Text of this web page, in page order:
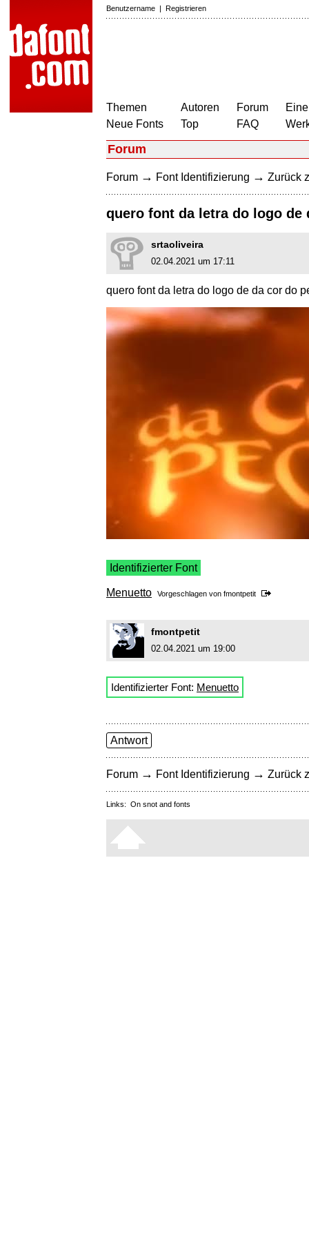
Benutzername | Registrieren
Themen
Neue Fonts
Autoren
Top
Forum
FAQ
Forum
Forum → Font Identifizierung → Zurück
quero font da letra do logo de
srtaoliveira
02.04.2021 um 17:11
quero font da letra do logo de da cor do
Identifizierter Font
Menuetto Vorgeschlagen von fmontpetit
fmontpetit
02.04.2021 um 19:00
Identifizierter Font: Menuetto
Antwort
Forum → Font Identifizierung → Zurück
Links: On snot and fonts